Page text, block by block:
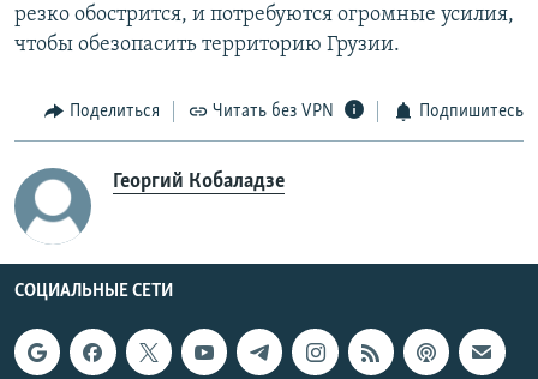
резко обострится, и потребуются огромные усилия,
чтобы обезопасить территорию Грузии.
Поделиться Читать без VPN Подпишитесь
Георгий Кобаладзе
СОЦИАЛЬНЫЕ СЕТИ